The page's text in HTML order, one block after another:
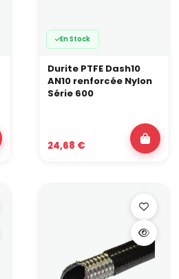
En Stock
Durite PTFE Dash10
AN10 renforcée Nylon
Série 600
24,68 €